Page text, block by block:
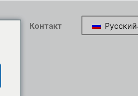
Контакт Русский